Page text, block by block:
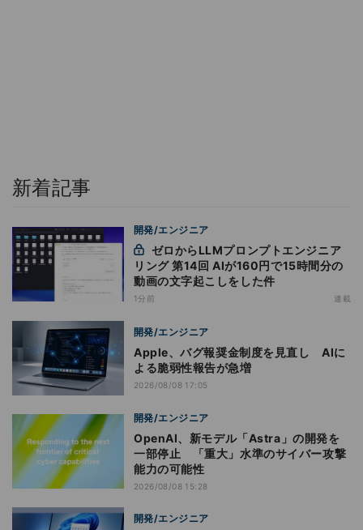
新着記事
開発/エンジニア
リング 第14回 AIが160円で15時間分の
動画の文字起こしをした件
1分前 連載
開発/エンジニア
Apple、バグ報奨金制度を見直し AIに
よる脆弱性報告が急増
2026/08/08 17:05
開発/エンジニア
OpenAI、新モデル「Astra」の開発を
一部停止 「重大」水準のサイバー攻撃
能力の可能性
2026/08/08 15:28
開発/エンジニア